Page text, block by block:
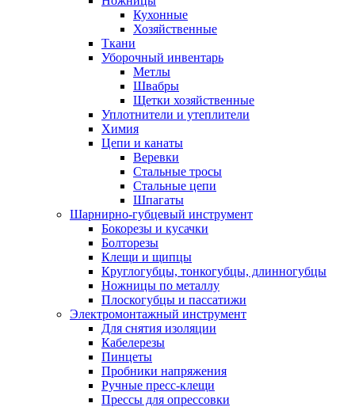
Кухонные
Хозяйственные
Ткани
Уборочный инвентарь
Метлы
Швабры
Щетки хозяйственные
Уплотнители и утеплители
Химия
Цепи и канаты
Веревки
Стальные тросы
Стальные цепи
Шпагаты
Шарнирно-губцевый инструмент
Бокорезы и кусачки
Болторезы
Клещи и щипцы
Круглогубцы, тонкогубцы, длинногубцы
Ножницы по металлу
Плоскогубцы и пассатижи
Электромонтажный инструмент
Для снятия изоляции
Кабелерезы
Пинцеты
Пробники напряжения
Ручные пресс-клещи
Прессы для опрессовки